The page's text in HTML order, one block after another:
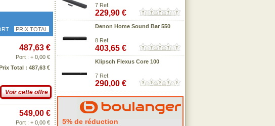
PRIX TOTAL
487,63 €
Port : + 0,00 €
Total : 487,63 €
Voir cette offre
549,00 €
Port : + 0,00 €
7 Ref.
229,90 €
Denon Home Sound Bar 550
8 Ref.
403,65 €
Klipsch Flexus Core 100
7 Ref.
290,00 €
5% de réduction